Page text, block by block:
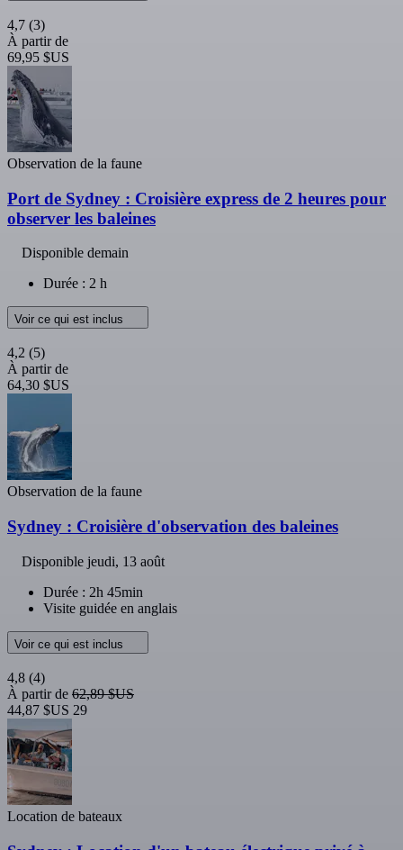
4,7 (3)
À partir de
69,95 $US
Observation de la faune
Port de Sydney : Croisière express de 2 heures pour
observer les baleines
Disponible demain
Durée : 2 h
Voir ce qui est inclus
4,2 (5)
À partir de
64,30 $US
Observation de la faune
Sydney : Croisière d'observation des baleines
Disponible jeudi, 13 août
Durée : 2h 45min
Visite guidée en anglais
Voir ce qui est inclus
4,8 (4)
À partir de 62,89 $US
44,87 $US 29
Location de bateaux